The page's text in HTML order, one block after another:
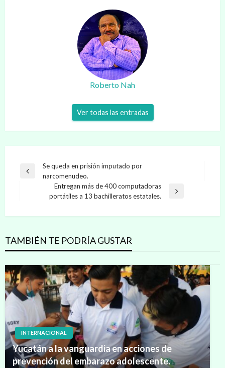
Roberto Nah
Ver todas las entradas
Navegación
entradas
Entrada
Se queda en prisión imputado por
narcomenudeo.
Entrada
Entregan más de 400 computadoras
portátiles a 13 bachilleratos estatales.
TAMBIÉN TE PODRÍA GUSTAR
INTERNACIONAL
Yucatán a la vanguardia en acciones de
prevención del embarazo adolescente.